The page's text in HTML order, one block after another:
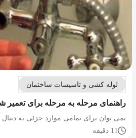
لوله کشی و تاسیسات ساختمان
راهنمای مرحله به مرحله برای
نمی توان برای تمامی موارد جزئی به
11 دقیقه